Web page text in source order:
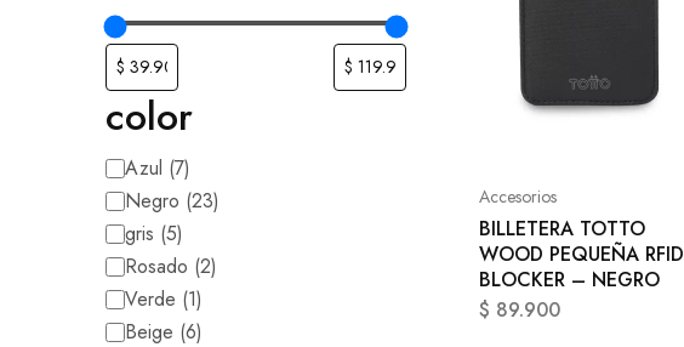
Accesorios
BILLETERA TOTTO
WOOD PEQUEÑA RFID
BLOCKER – NEGRO
$ 89.900
color
Azul (7)
Negro (23)
gris (5)
Rosado (2)
Verde (1)
Beige (6)